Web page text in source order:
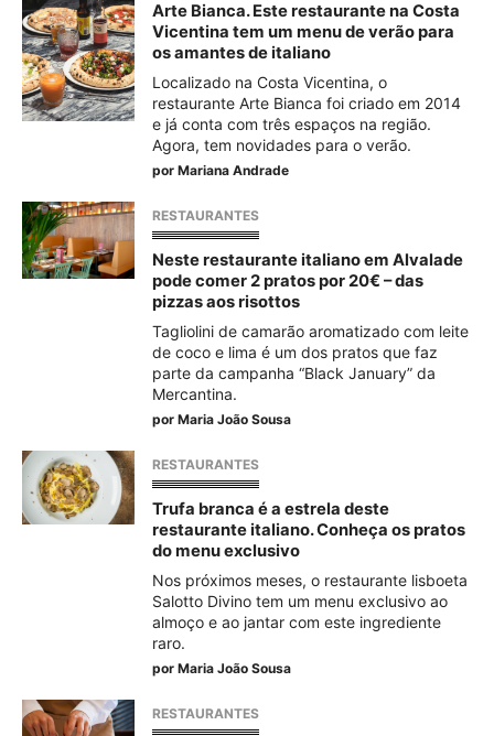
Arte Bianca. Este restaurante na Costa
Vicentina tem um menu de verão para
os amantes de italiano
Localizado na Costa Vicentina, o
restaurante Arte Bianca foi criado em 2014
e já conta com três espaços na região.
Agora, tem novidades para o verão.
por Mariana Andrade
RESTAURANTES
Neste restaurante italiano em Alvalade
pode comer 2 pratos por 20€ – das
pizzas aos risottos
Tagliolini de camarão aromatizado com leite
de coco e lima é um dos pratos que faz
parte da campanha “Black January” da
Mercantina.
por Maria João Sousa
RESTAURANTES
Trufa branca é a estrela deste
restaurante italiano. Conheça os pratos
do menu exclusivo
Nos próximos meses, o restaurante lisboeta
Salotto Divino tem um menu exclusivo ao
almoço e ao jantar com este ingrediente
raro.
por Maria João Sousa
RESTAURANTES